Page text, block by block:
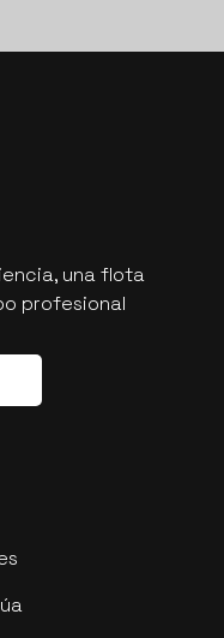
una flota
profesional